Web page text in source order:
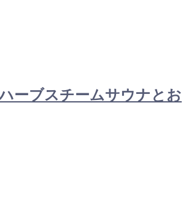
ーブスチームサウナとお